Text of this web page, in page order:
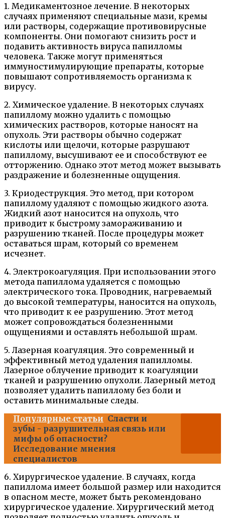
1. Медикаментозное лечение. В некоторых
случаях применяют специальные мази, кремы
или растворы, содержащие противовирусные
компоненты. Они помогают снизить рост и
подавить активность вируса папилломы
человека. Также могут применяться
иммуностимулирующие препараты, которые
повышают сопротивляемость организма к
вирусу.
2. Химическое удаление. В некоторых случаях
папиллому можно удалить с помощью
химических растворов, которые наносят на
опухоль. Эти растворы обычно содержат
кислоты или щелочи, которые разрушают
папиллому, высушивают ее и способствуют ее
отторжению. Однако этот метод может вызывать
раздражение и болезненные ощущения.
3. Криодеструкция. Это метод, при котором
папиллому удаляют с помощью жидкого азота.
Жидкий азот наносится на опухоль, что
приводит к быстрому замораживанию и
разрушению тканей. После процедуры может
оставаться шрам, который со временем
исчезнет.
4. Электрокоагуляция. При использовании этого
метода папиллома удаляется с помощью
электрического тока. Проводник, нагреваемый
до высокой температуры, наносится на опухоль,
что приводит к ее разрушению. Этот метод
может сопровождаться болезненными
ощущениями и оставлять небольшой шрам.
5. Лазерная коагуляция. Это современный и
эффективный метод удаления папилломы.
Лазерное облучение приводит к коагуляции
тканей и разрушению опухоли. Лазерный метод
позволяет удалить папиллому без боли и
оставить минимальные следы.
Популярные статьи Сласти и
зубы - разрушительная связь или
мифы об опасности?
Исследование мнения
специалистов
6. Хирургическое удаление. В случаях, когда
папиллома имеет большой размер или находится
в опасном месте, может быть рекомендовано
хирургическое удаление. Хирургический метод